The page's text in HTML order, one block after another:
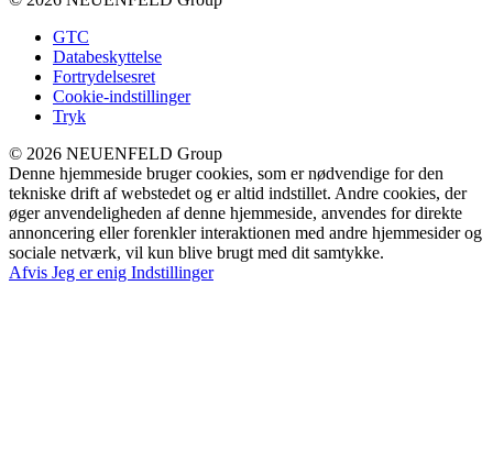
GTC
Databeskyttelse
Fortrydelsesret
Cookie-indstillinger
Tryk
© 2026 NEUENFELD Group
Denne hjemmeside bruger cookies, som er nødvendige for den
tekniske drift af webstedet og er altid indstillet. Andre cookies, der
øger anvendeligheden af denne hjemmeside, anvendes for direkte
annoncering eller forenkler interaktionen med andre hjemmesider og
sociale netværk, vil kun blive brugt med dit samtykke.
Afvis Jeg er enig Indstillinger